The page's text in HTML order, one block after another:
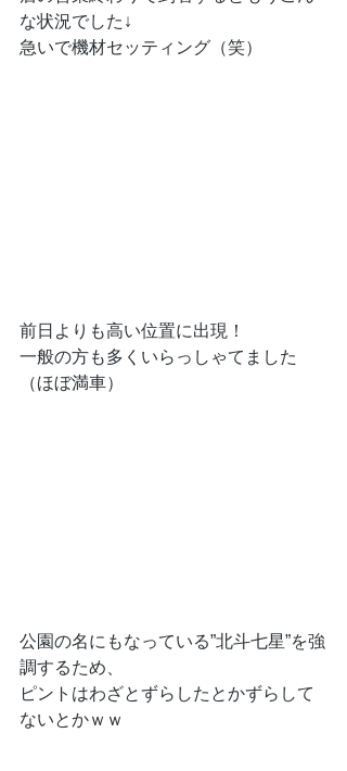
な状況でした↓
急いで機材セッティング（笑）
前日よりも高い位置に出現！
一般の方も多くいらっしゃてました
（ほぼ満車）
公園の名にもなっている”北斗七星”を強
調するため、
ピントはわざとずらしたとかずらして
ないとかｗｗ